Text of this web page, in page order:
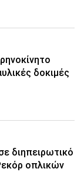
δοκιμές
διηπειρωτικό
οπλικών